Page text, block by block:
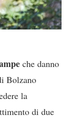
che danno
Bolzano
la
di due